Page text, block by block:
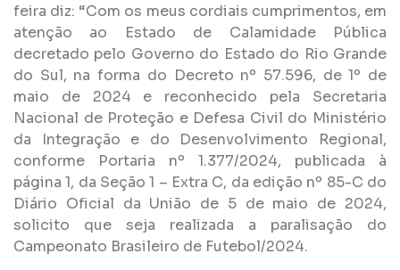
feira diz: “Com os meus cordiais cumprimentos, em
atenção ao Estado de Calamidade Pública
decretado pelo Governo do Estado do Rio Grande
do Sul, na forma do Decreto nº 57.596, de 1º de
maio de 2024 e reconhecido pela Secretaria
Nacional de Proteção e Defesa Civil do Ministério
da Integração e do Desenvolvimento Regional,
conforme Portaria nº 1.377/2024, publicada à
página 1, da Seção 1 – Extra C, da edição nº 85-C do
Diário Oficial da União de 5 de maio de 2024,
solicito que seja realizada a paralisação do
Campeonato Brasileiro de Futebol/2024.